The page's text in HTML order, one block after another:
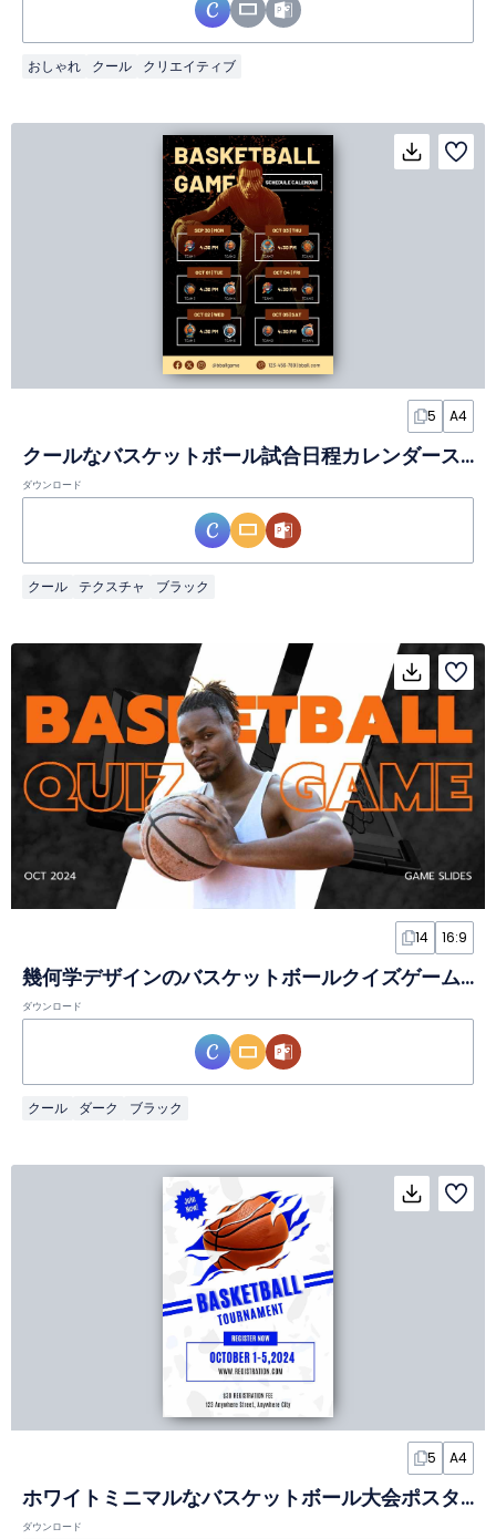
おしゃれ クール クリエイティブ
5 A4
クールなバスケットボール試合日程カレンダースライド
ダウンロード
クール テクスチャ ブラック
14 16:9
幾何学デザインのバスケットボールクイズゲームスライド
ダウンロード
クール ダーク ブラック
5 A4
ホワイトミニマルなバスケットボール大会ポスター
ダウンロード